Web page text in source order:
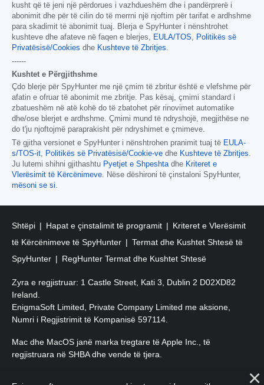
kusht që të jeni një përdorues i vazhdueshëm dhe i pandërprerë i
abonimit dhe për të cilin do të merrni një njoftim për tarifat e ardhshme
para skadimit të abonimit tuaj. Blerja e SpyHunter i nënshtrohet
kushteve dhe afateve në faqen e blerjes,
EULA/TOS
Politikës së
Privatësisë/Cookies dhe Kushteve të Zbritjes
------
Kushtet e Përgjithshme
Çdo blerje për SpyHunter me një çmim të zbritur është e vlefshme për
afatin e ofruar të abonimit me zbritje. Pas kësaj, çmimi standard i
zbatueshëm në atë kohë do të zbatohet për rinovimet automatike
dhe/ose blerjet e ardhshme. Çmimi mund të ndryshojë, megjithëse ne
do t'ju njoftojmë paraprakisht për ndryshimet e çmimeve.
Të gjitha versionet e SpyHunter i nënshtrohen pranimit tuaj të EULA-
s/TOS-it
Politikës së Privatësisë/Cookie-ve dhe Kushteve të Zbritjes
Ju lutemi shihni gjithashtu Pyetjet e Shpeshta dhe Kriteret e
Vlerësimit të Kërcënimeve . Nëse dëshironi të çinstaloni SpyHunter,
mësoni se si
Shtëpi Hapat e çinstalimit të programit
Kriteret e Vlerësimit
të Kërcënimeve të SpyHunter
Termat dhe Kushtet Shtesë të
SpyHunter
RegHunter Termat dhe Kushtet Shtesë
Zyra e regjistruar: 1 Castle Street, Kati 3, Dublin 2 D02XD82
Ireland.
EnigmaSoft Limited, Private Company Limited me aksione,
Numri i Regjistrimit të Kompanisë 597114.
Mac dhe MacOS janë marka tregtare të Apple Inc., të
regjistruara në SHBA dhe vende të tjera.
. EnigmaSoft Ltd. Të gjitha të drejtat